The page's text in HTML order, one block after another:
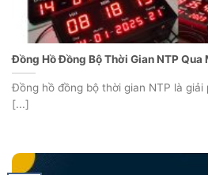
Đồng Hồ Đồng Bộ Thời Gian NTP Qua
Đồng hồ đồng bộ thời gian NTP là
[...]